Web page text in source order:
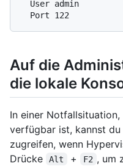
Auf die
die lokale
In einer Notfallsituation,
verfügbar ist, kannst
zugreifen, wenn
Drücke
Alt + F2 , um